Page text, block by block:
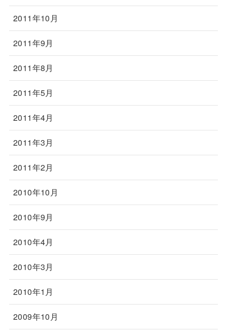
2011年10月
2011年9月
2011年8月
2011年5月
2011年4月
2011年3月
2011年2月
2010年10月
2010年9月
2010年4月
2010年3月
2010年1月
2009年10月